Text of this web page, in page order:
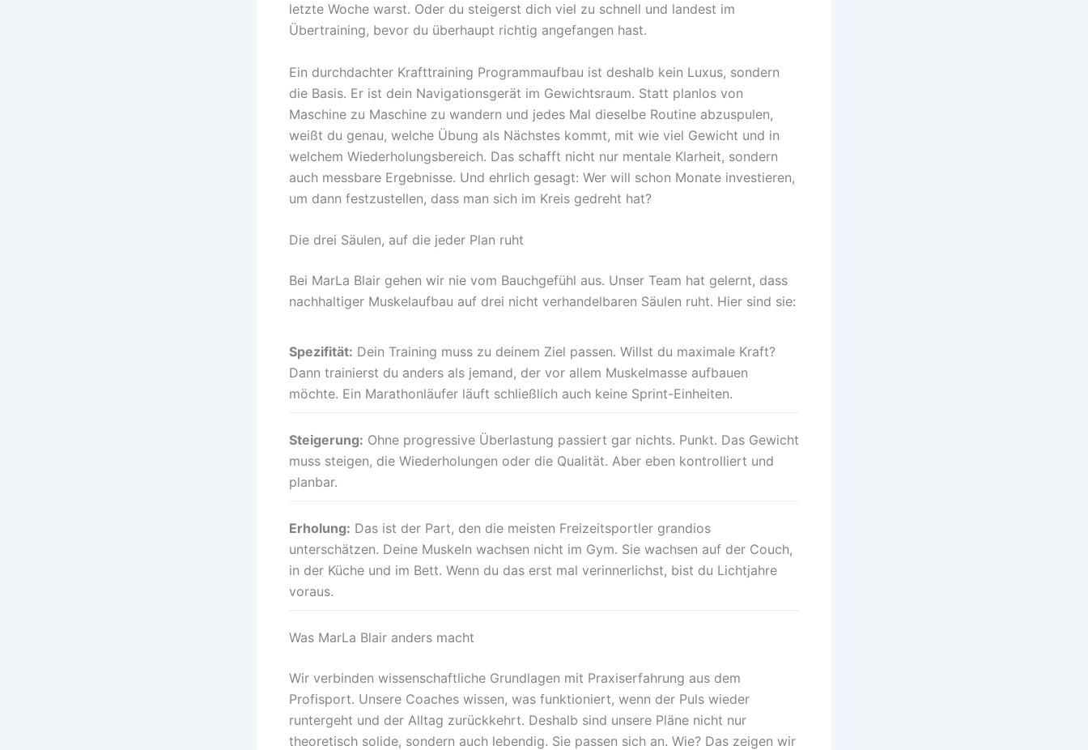
letzte Woche warst. Oder du steigerst dich viel zu schnell und landest im
Übertraining, bevor du überhaupt richtig angefangen hast.
Ein durchdachter Krafttraining Programmaufbau ist deshalb kein Luxus, sondern
die Basis. Er ist dein Navigationsgerät im Gewichtsraum. Statt planlos von
Maschine zu Maschine zu wandern und jedes Mal dieselbe Routine abzuspulen,
weißt du genau, welche Übung als Nächstes kommt, mit wie viel Gewicht und in
welchem Wiederholungsbereich. Das schafft nicht nur mentale Klarheit, sondern
auch messbare Ergebnisse. Und ehrlich gesagt: Wer will schon Monate investieren,
um dann festzustellen, dass man sich im Kreis gedreht hat?
Die drei Säulen, auf die jeder Plan ruht
Bei MarLa Blair gehen wir nie vom Bauchgefühl aus. Unser Team hat gelernt, dass
nachhaltiger Muskelaufbau auf drei nicht verhandelbaren Säulen ruht. Hier sind sie:
Spezifität: Dein Training muss zu deinem Ziel passen. Willst du maximale Kraft?
Dann trainierst du anders als jemand, der vor allem Muskelmasse aufbauen
möchte. Ein Marathonläufer läuft schließlich auch keine Sprint-Einheiten.
Steigerung: Ohne progressive Überlastung passiert gar nichts. Punkt. Das Gewicht
muss steigen, die Wiederholungen oder die Qualität. Aber eben kontrolliert und
planbar.
Erholung: Das ist der Part, den die meisten Freizeitsportler grandios
unterschätzen. Deine Muskeln wachsen nicht im Gym. Sie wachsen auf der Couch,
in der Küche und im Bett. Wenn du das erst mal verinnerlichst, bist du Lichtjahre
voraus.
Was MarLa Blair anders macht
Wir verbinden wissenschaftliche Grundlagen mit Praxiserfahrung aus dem
Profisport. Unsere Coaches wissen, was funktioniert, wenn der Puls wieder
runtergeht und der Alltag zurückkehrt. Deshalb sind unsere Pläne nicht nur
theoretisch solide, sondern auch lebendig. Sie passen sich an. Wie? Das zeigen wir